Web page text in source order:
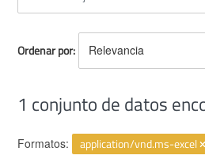
Ordenar por
1 conjunto de datos
Formatos: application/vnd.ms-excel